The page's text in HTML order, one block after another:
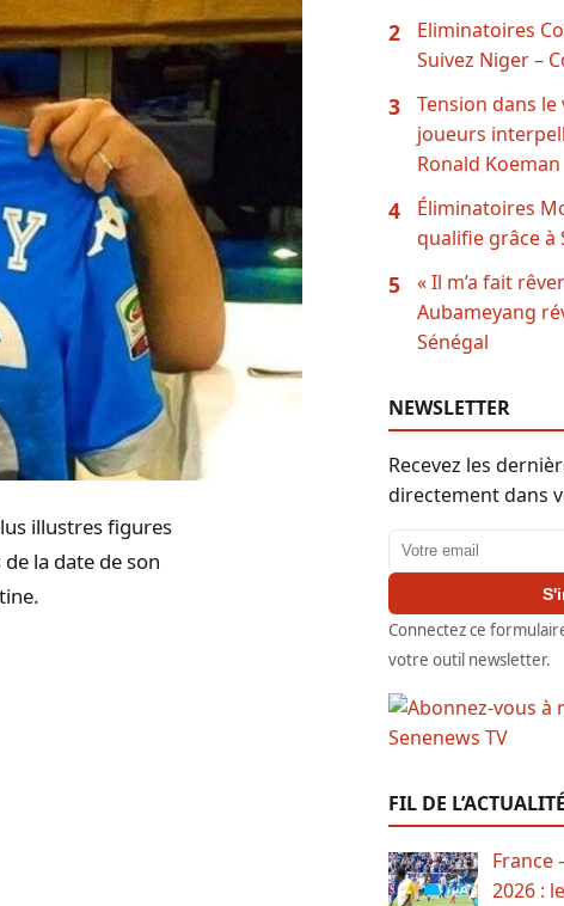
illustres figures
la date de son
2
Eliminatoires
Suivez Niger –
3
Tension dans
joueurs
Ronald Koeman
4
Éliminatoires
qualifie grâce à
5
« Il m’a fait
Aubameyang
Sénégal
NEWSLETTER
Recevez les
directement dans
Adresse email
Connectez ce
votre outil newsletter.
FIL DE
France
2026 :